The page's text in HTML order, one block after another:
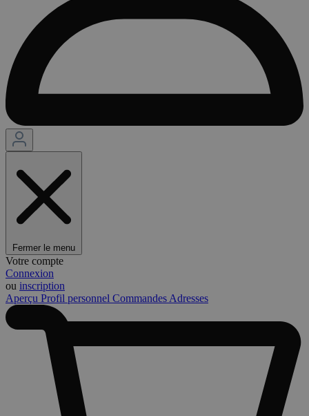
Fermer le menu
Votre compte
Connexion
ou inscription
Aperçu Profil personnel Commandes Adresses